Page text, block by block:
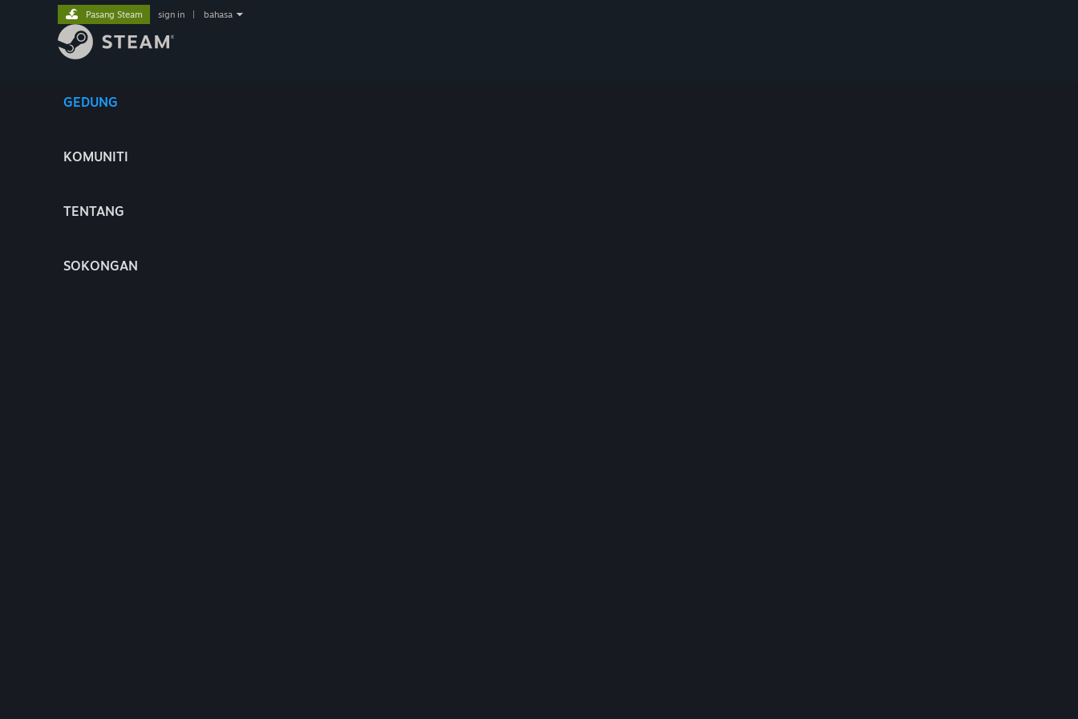
GEDUNG
KOMUNITI
TENTANG
SOKONGAN
Pasang Steam sign in bahasa